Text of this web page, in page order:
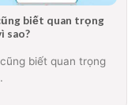
biết quan trọng
sao?
biết quan trọng